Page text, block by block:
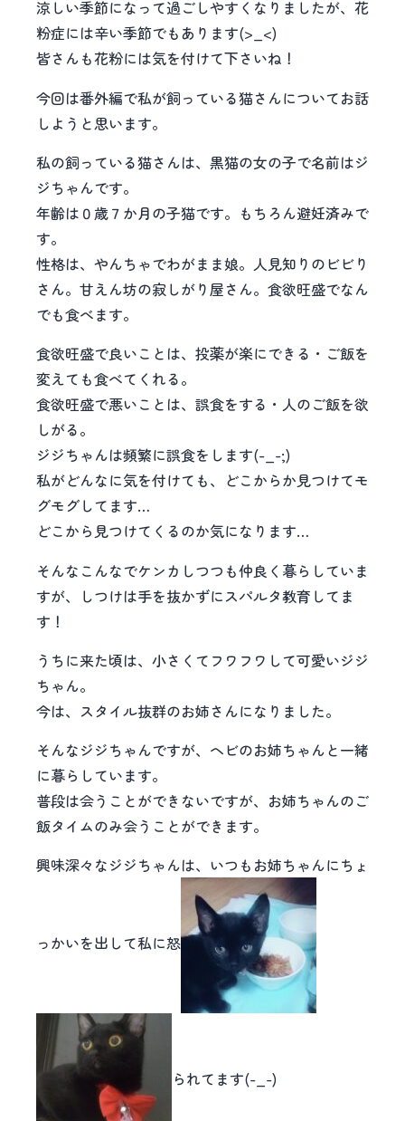
涼しい季節になって過ごしやすくなりましたが、花
粉症には辛い季節でもあります(>_<)
皆さんも花粉には気を付けて下さいね！
今回は番外編で私が飼っている猫さんについてお話
しようと思います。
私の飼っている猫さんは、黒猫の女の子で名前はジ
ジちゃんです。
年齢は０歳７か月の子猫です。もちろん避妊済みで
す。
性格は、やんちゃでわがまま娘。人見知りのビビり
さん。甘えん坊の寂しがり屋さん。食欲旺盛でなん
でも食べます。
食欲旺盛で良いことは、投薬が楽にできる・ご飯を
変えても食べてくれる。
食欲旺盛で悪いことは、誤食をする・人のご飯を欲
しがる。
ジジちゃんは頻繁に誤食をします(-_-;)
私がどんなに気を付けても、どこからか見つけてモ
グモグしてます…
どこから見つけてくるのか気になります…
そんなこんなでケンカしつつも仲良く暮らしていま
すが、しつけは手を抜かずにスパルタ教育してま
す！
うちに来た頃は、小さくてフワフワして可愛いジジ
ちゃん。
今は、スタイル抜群のお姉さんになりました。
そんなジジちゃんですが、ヘビのお姉ちゃんと一緒
に暮らしています。
普段は会うことができないですが、お姉ちゃんのご
飯タイムのみ会うことができます。
興味深々なジジちゃんは、いつもお姉ちゃんにちょ
っかいを出して私に怒
られてます(-_-)